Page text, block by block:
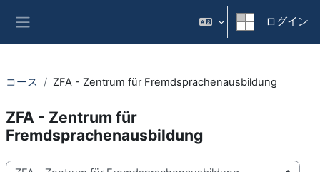
ログイン
コース ZFA - Zentrum für Fremdsprachenausbildung
ZFA - Zentrum für
Fremdsprachenausbildung